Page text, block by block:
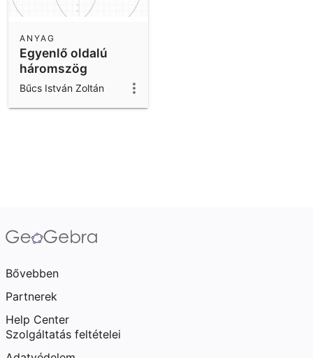
Egyenlő oldalú
háromszög
szerkesztése
ANYAG
Bűcs István Zoltán
Bővebben
Partnerek
Help Center
Szolgáltatás feltételei